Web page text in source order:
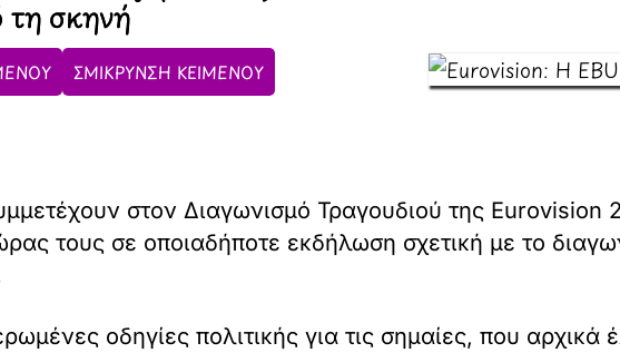
τη σκηνή
ΣΜΙΚΡΥΝΣΗ ΚΕΙΜΕΝΟΥ
στον Διαγωνισμό Τραγουδιού της Eurovision
τους σε οποιαδήποτε εκδήλωση σχετική με το
οδηγίες πολιτικής για τις σημαίες, που αρχικά